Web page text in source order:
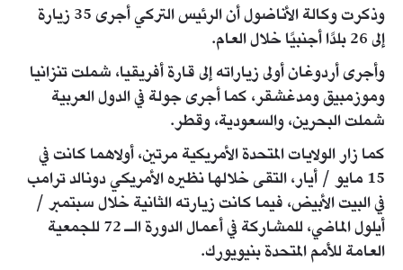
وذكرت وكالة الأناضول أن الرئيس التركي أجرى 35 زيارة
إلى 26 بلدًا أجنبيًا خلال العام.
وأجرى أردوغان أولى زياراته إلى قارة أفريقيا، شملت تنزانيا
وموزمبيق ومدغشقر، كما أجرى جولة في الدول العربية
شملت البحرين، والسعودية، وقطر.
كما زار الولايات المتحدة الأمريكية مرتين، أولاهما كانت في
15 مايو / أيار، التقى خلالها نظيره الأمريكي دونالد ترامب
في البيت الأبيض، فيما كانت زيارته الثانية خلال سبتمبر /
أيلول الماضي، للمشاركة في أعمال الدورة الـ 72 للجمعية
العامة للأمم المتحدة بنيويورك.